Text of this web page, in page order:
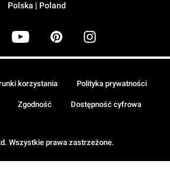
Polska | Poland
Wszystkie prawa zastrzeżone.
korzystania Polityka prywatności
Zgodność Dostępność cyfrowa